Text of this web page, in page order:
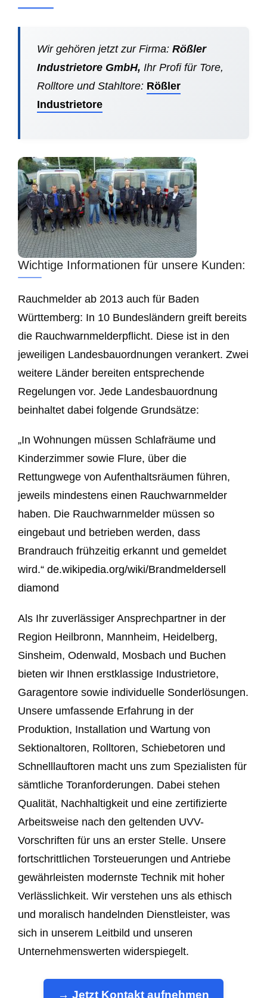
Wir gehören jetzt zur Firma: Rößler
Industrietore GmbH, Ihr Profi für Tore,
Rolltore und Stahltore: Rößler
Industrietore
Wichtige Informationen für unsere Kunden:
Rauchmelder ab 2013 auch für Baden
Württemberg: In 10 Bundesländern greift bereits
die Rauchwarnmelderpflicht. Diese ist in den
jeweiligen Landesbauordnungen verankert. Zwei
weitere Länder bereiten entsprechende
Regelungen vor. Jede Landesbauordnung
beinhaltet dabei folgende Grundsätze:
„In Wohnungen müssen Schlafräume und
Kinderzimmer sowie Flure, über die
Rettungwege von Aufenthaltsräumen führen,
jeweils mindestens einen Rauchwarnmelder
haben. Die Rauchwarnmelder müssen so
eingebaut und betrieben werden, dass
Brandrauch frühzeitig erkannt und gemeldet
wird.“ de.wikipedia.org/wiki/Brandmeldersell
diamond
Als Ihr zuverlässiger Ansprechpartner in der
Region Heilbronn, Mannheim, Heidelberg,
Sinsheim, Odenwald, Mosbach und Buchen
bieten wir Ihnen erstklassige Industrietore,
Garagentore sowie individuelle Sonderlösungen.
Unsere umfassende Erfahrung in der
Produktion, Installation und Wartung von
Sektionaltoren, Rolltoren, Schiebetoren und
Schnelllauftoren macht uns zum Spezialisten für
sämtliche Toranforderungen. Dabei stehen
Qualität, Nachhaltigkeit und eine zertifizierte
Arbeitsweise nach den geltenden UVV-
Vorschriften für uns an erster Stelle. Unsere
fortschrittlichen Torsteuerungen und Antriebe
gewährleisten modernste Technik mit hoher
Verlässlichkeit. Wir verstehen uns als ethisch
und moralisch handelnden Dienstleister, was
sich in unserem Leitbild und unseren
Unternehmenswerten widerspiegelt.
→ Jetzt Kontakt aufnehmen